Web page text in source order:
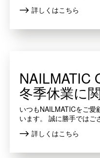
詳しくはこちら
NAILMATIC
冬季休業に
いつもNAILMATICをご愛
います。 誠に勝手では
詳しくはこちら